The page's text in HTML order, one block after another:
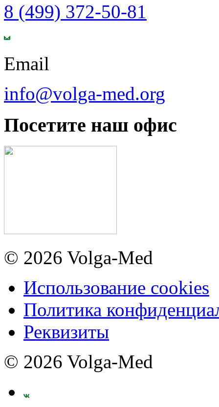
8 (499) 372-50-81
Email
info@volga-med.org
Посетите наш офис
© 2026 Volga-Med
Использование cookies
Политика
Реквизиты
© 2026 Volga-Med